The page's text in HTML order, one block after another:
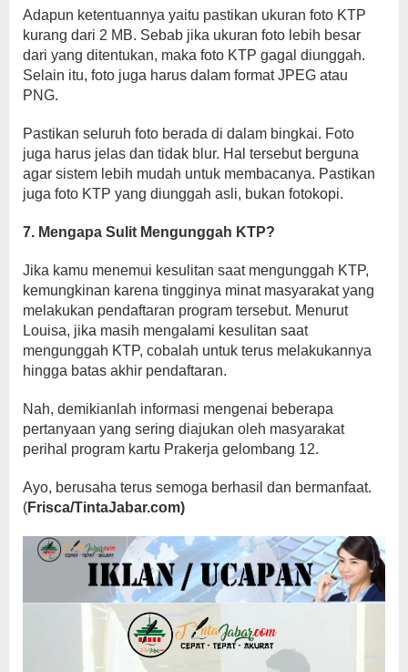
Adapun ketentuannya yaitu pastikan ukuran foto KTP
kurang dari 2 MB. Sebab jika ukuran foto lebih besar
dari yang ditentukan, maka foto KTP gagal diunggah.
Selain itu, foto juga harus dalam format JPEG atau
PNG.
Pastikan seluruh foto berada di dalam bingkai. Foto
juga harus jelas dan tidak blur. Hal tersebut berguna
agar sistem lebih mudah untuk membacanya. Pastikan
juga foto KTP yang diunggah asli, bukan fotokopi.
7. Mengapa Sulit Mengunggah KTP?
Jika kamu menemui kesulitan saat mengunggah KTP,
kemungkinan karena tingginya minat masyarakat yang
melakukan pendaftaran program tersebut. Menurut
Louisa, jika masih mengalami kesulitan saat
mengunggah KTP, cobalah untuk terus melakukannya
hingga batas akhir pendaftaran.
Nah, demikianlah informasi mengenai beberapa
pertanyaan yang sering diajukan oleh masyarakat
perihal program kartu Prakerja gelombang 12.
Ayo, berusaha terus semoga berhasil dan bermanfaat.
(Frisca/TintaJabar.com)